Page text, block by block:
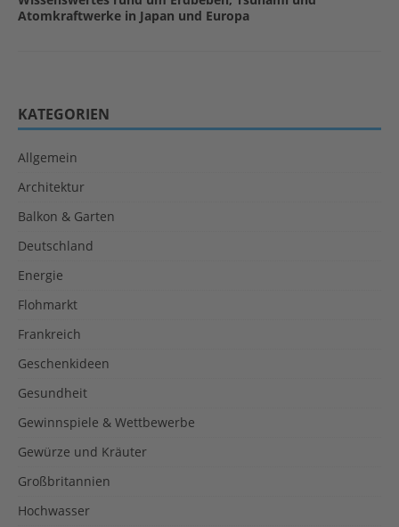
Atomkraftwerke in Japan und Europa
KATEGORIEN
Allgemein
Architektur
Balkon & Garten
Deutschland
Energie
Flohmarkt
Frankreich
Geschenkideen
Gesundheit
Gewinnspiele & Wettbewerbe
Gewürze und Kräuter
Großbritannien
Hochwasser